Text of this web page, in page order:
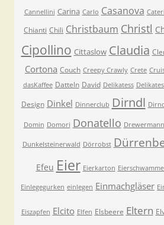
Cannellini Carina Carlo Casanova
Chianti Chili Christbaum Christl
Cipollino Cittaslow Claudia
Cortona Couch Creepy Crawly Crete
dasKaffee Datteln David Delikatess
Design Dinkel Dinnerclub Dirndl
Domin Domori Donatello Drewermann
Dunkelsteinerwald Dörrobst
Efeu Eier Eierkarton
Einlegegurken einlegen Einmachgläser
Eiszapfen Elcito Elfen Elsbeere Eltern